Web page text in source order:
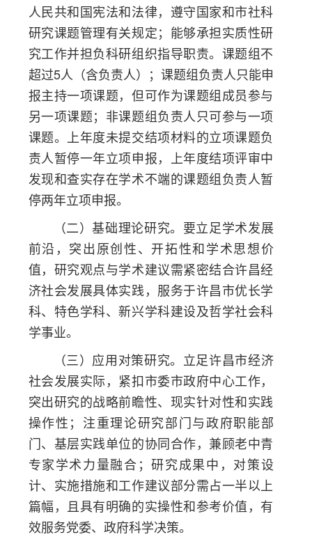
人民共和国宪法和法律，遵守国家和市社科
研究课题管理有关规定；能够承担实质性研
究工作并担负科研组织指导职责。课题组不
超过5人（含负责人）；课题组负责人只能申
报主持一项课题，但可作为课题组成员参与
另一项课题；非课题组负责人只可参与一项
课题。上年度未提交结项材料的立项课题负
责人暂停一年立项申报，上年度结项评审中
发现和查实存在学术不端的课题组负责人暂
停两年立项申报。
（二）基础理论研究。要立足学术发展
前沿，突出原创性、开拓性和学术思想价
值，研究观点与学术建议需紧密结合许昌经
济社会发展具体实践，服务于许昌市优长学
科、特色学科、新兴学科建设及哲学社会科
学事业。
（三）应用对策研究。立足许昌市经济
社会发展实际，紧扣市委市政府中心工作，
突出研究的战略前瞻性、现实针对性和实践
操作性；注重理论研究部门与政府职能部
门、基层实践单位的协同合作，兼顾老中青
专家学术力量融合；研究成果中，对策设
计、实施措施和工作建议部分需占一半以上
篇幅，且具有明确的实操性和参考价值，有
效服务党委、政府科学决策。